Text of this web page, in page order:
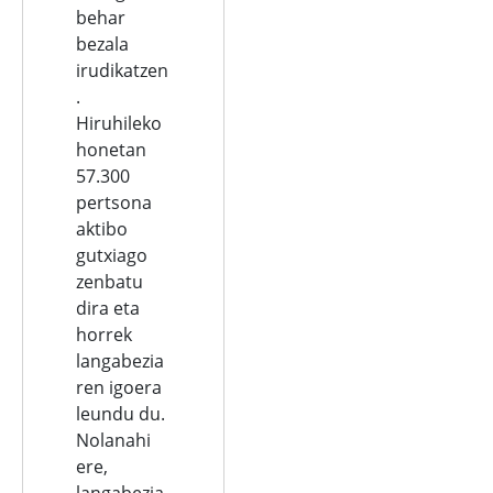
behar
bezala
irudikatzen
.
Hiruhileko
honetan
57.300
pertsona
aktibo
gutxiago
zenbatu
dira eta
horrek
langabezia
ren igoera
leundu du.
Nolanahi
ere,